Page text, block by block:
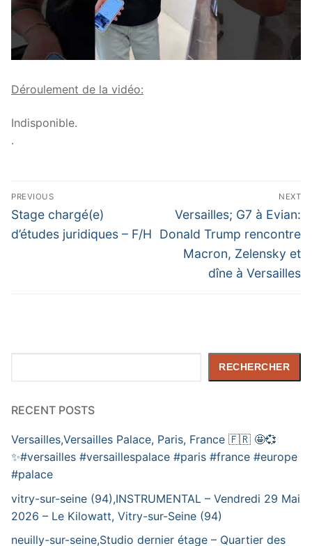
Déroulement de la vidéo:
Indisponible.
.
Navigation
de
l’article
PREVIOUS
Previous
post:
Stage chargé(e)
d’études juridiques – F/H
NEXT
Next
post:
Versailles; G7 à Evian:
Donald Trump rencontre
Macron, Zelensky et
dîne à Versailles
RECHERCHER
RECENT POSTS
Versailles,Versailles Palace, Paris, France 🇫🇷 🤩💞
✨️#versailles #versaillespalace #paris #france #europe
#palace
vitry-sur-seine (94),INSTRUMENTAL – Vendredi 29 Mai
2026 – Le Kilowatt, Vitry-sur-Seine (94)
neuilly-sur-seine,Studio dernier étage – Quartier des